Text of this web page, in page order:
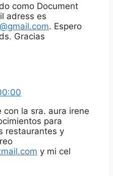
como Document
adress es
. Espero
Gracias
con la sra. aura irene
para
restaurantes y
y mi cel